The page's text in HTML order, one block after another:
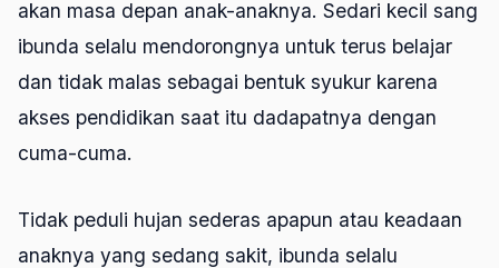
akan masa depan anak-anaknya. Sedari kecil sang
ibunda selalu mendorongnya untuk terus belajar
dan tidak malas sebagai bentuk syukur karena
akses pendidikan saat itu dadapatnya dengan
cuma-cuma.
Tidak peduli hujan sederas apapun atau keadaan
anaknya yang sedang sakit, ibunda selalu